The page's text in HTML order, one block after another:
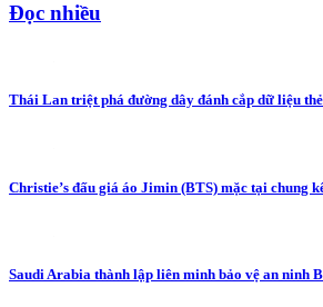
Đọc nhiều
Thái Lan triệt phá đường dây đánh cắp dữ liệu
Christie’s đấu giá áo Jimin (BTS) mặc tại chung
Saudi Arabia thành lập liên minh bảo vệ an ninh